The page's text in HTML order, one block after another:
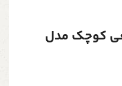
کوچک مدل